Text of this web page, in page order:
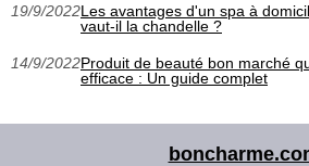
19/9/2022Les avantages d'un spa à
vaut-il la chandelle ?
14/9/2022Produit de beauté bon marché
efficace : Un guide complet